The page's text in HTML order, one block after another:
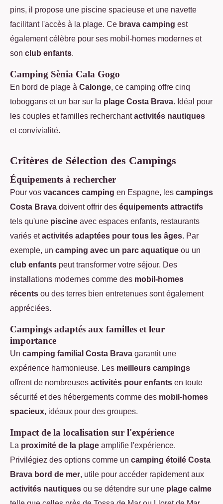
pins, il propose une piscine spacieuse et une navette
facilitant l'accès à la plage. Ce brava camping est
également célèbre pour ses mobil-homes modernes et
son club enfants
Camping Sènia Cala Gogo
En bord de plage à Calonge , ce camping offre cinq
toboggans et un bar sur la plage Costa Brava . Idéal pour
les couples et familles recherchantactivités nautiques
et convivialité.
Critères de Sélection des Campings
Équipements à rechercher
Pour vos vacances camping en Espagne, les campings
Costa Brava doivent offrir des équipements attractifs
tels qu'une piscine avec espaces enfants, restaurants
variés etactivités adaptées pour tous les âges. Par
exemple, un camping avec un parc aquatique ou un
club enfants peut transformer votre séjour. Des
installations modernes comme des mobil-homes
récents ou des terres bien entretenues sont également
appréciées.
Campings adaptés aux familles et leur
importance
Un camping familial Costa Brava garantit une
expérience harmonieuse. Les meilleurs campings
offrent de nombreuses activités pour enfants en toute
sécurité et des hébergements comme des mobil-homes
spacieux, idéaux pour des groupes.
Impact de la localisation sur l'expérience
La proximité de la plage amplifie l'expérience.
Privilégiez des options comme un camping étoilé Costa
Brava bord de mer, utile pour accéder rapidement aux
activités nautiques ou se détendre sur une plage calme